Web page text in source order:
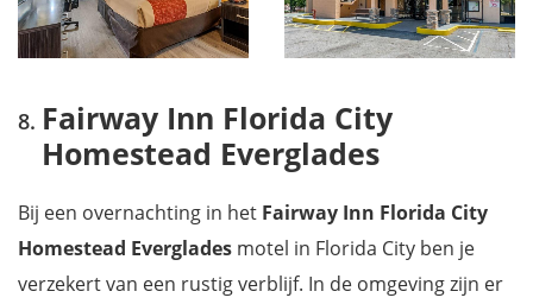
Fairway Inn Florida City
Homestead Everglades
Bij een overnachting in het Fairway Inn Florida City
Homestead Everglades motel in Florida City ben je
verzekert van een rustig verblijf. In de omgeving zijn er